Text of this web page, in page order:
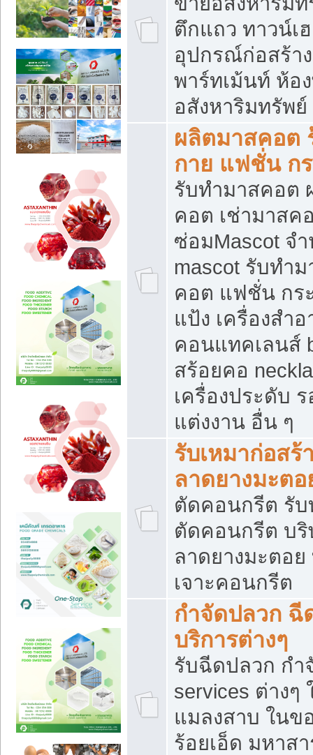
ตึกแถว ทาวน์เ
อุปกรณ์ก่อสร้า
พาร์ทเม้นท์ ห้อ
อสังหาริมทรัพ
ผลิตมาสคอต
กาย แฟชั่น กร
รับทำมาสคอต
คอต เช่ามาสค
ซ่อมMascot จ
mascot รับทำ
คอต แฟชั่น กระ
แป้ง เครื่องสำ
คอนแทคเลนส์
สร้อยคอ
เครื่องประดับ ร
แต่งงาน อื่น ๆ
รับเหมาก่อส
ลาดยางมะต
ตัดคอนกรีต รับ
ตัดคอนกรีต บริ
ลาดยางมะตอ
เจาะคอนกรีต
กำจัดปลวก ฉี
บริการต่างๆ
รับฉีดปลวก กำ
services ต่าง
แมลงสาบ ใน
ร้อยเอ็ด มหาส